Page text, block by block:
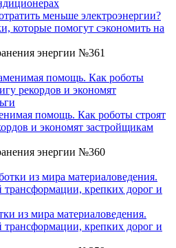
меньше электроэнергии?
которые помогут сэкономить на
энергии №361
помощь. Как роботы строят
и экономят застройщикам
энергии №360
из мира материаловедения.
крепких дорог и